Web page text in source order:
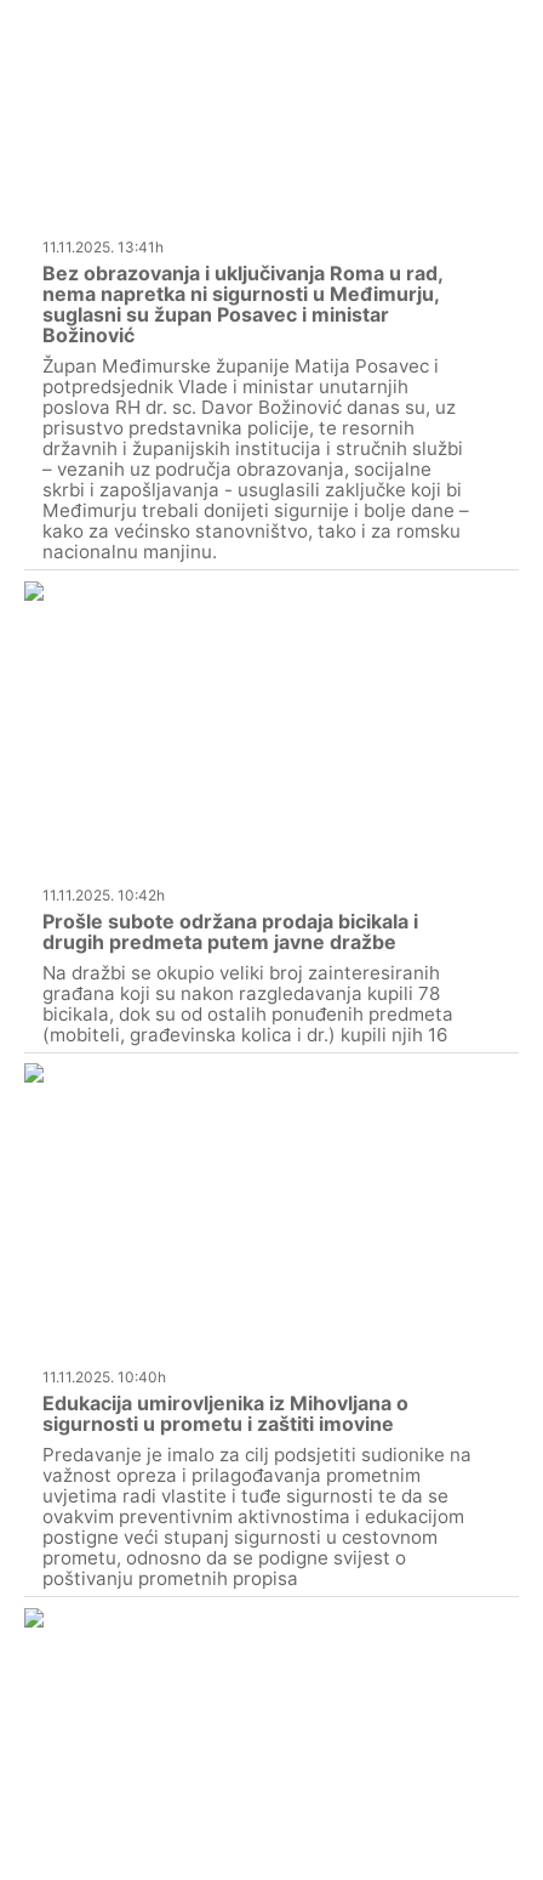
11.11.2025. 13:41h
Bez obrazovanja i uključivanja Roma u rad,
nema napretka ni sigurnosti u Međimurju,
suglasni su župan Posavec i ministar
Božinović
Župan Međimurske županije Matija Posavec i
potpredsjednik Vlade i ministar unutarnjih
poslova RH dr. sc. Davor Božinović danas su, uz
prisustvo predstavnika policije, te resornih
državnih i županijskih institucija i stručnih službi
– vezanih uz područja obrazovanja, socijalne
skrbi i zapošljavanja - usuglasili zaključke koji bi
Međimurju trebali donijeti sigurnije i bolje dane –
kako za većinsko stanovništvo, tako i za romsku
nacionalnu manjinu.
11.11.2025. 10:42h
Prošle subote održana prodaja bicikala i
drugih predmeta putem javne dražbe
Na dražbi se okupio veliki broj zainteresiranih
građana koji su nakon razgledavanja kupili 78
bicikala, dok su od ostalih ponuđenih predmeta
(mobiteli, građevinska kolica i dr.) kupili njih 16
11.11.2025. 10:40h
Edukacija umirovljenika iz Mihovljana o
sigurnosti u prometu i zaštiti imovine
Predavanje je imalo za cilj podsjetiti sudionike na
važnost opreza i prilagođavanja prometnim
uvjetima radi vlastite i tuđe sigurnosti te da se
ovakvim preventivnim aktivnostima i edukacijom
postigne veći stupanj sigurnosti u cestovnom
prometu, odnosno da se podigne svijest o
poštivanju prometnih propisa